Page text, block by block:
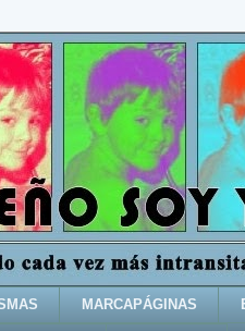
MARCAPÁGINAS